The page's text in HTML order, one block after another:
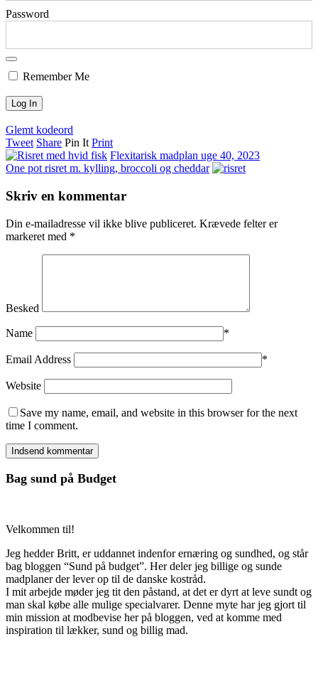
Password
Remember Me
Glemt kodeord
Tweet Share Pin It Print
Flexitarisk madplan uge 40, 2023
One pot risret m. kylling, broccoli og cheddar
Skriv en kommentar
Din e-mailadresse vil ikke blive publiceret. Krævede felter er
markeret med *
Besked
Name *
Email Address *
Website
Save my name, email, and website in this browser for the next
time I comment.
Bag sund på Budget
Velkommen til!
Jeg hedder Britt, er uddannet indenfor ernæring og sundhed, og står
bag bloggen “Sund på budget”. Her deler jeg billige og sunde
madplaner der lever op til de danske kostråd.
I mit arbejde møder jeg tit den påstand, at det er dyrt at leve sundt og
man skal købe alle mulige specialvarer. Denne myte har jeg gjort til
min mission at modbevise her på bloggen, ved at komme med
inspiration til lækker, sund og billig mad.